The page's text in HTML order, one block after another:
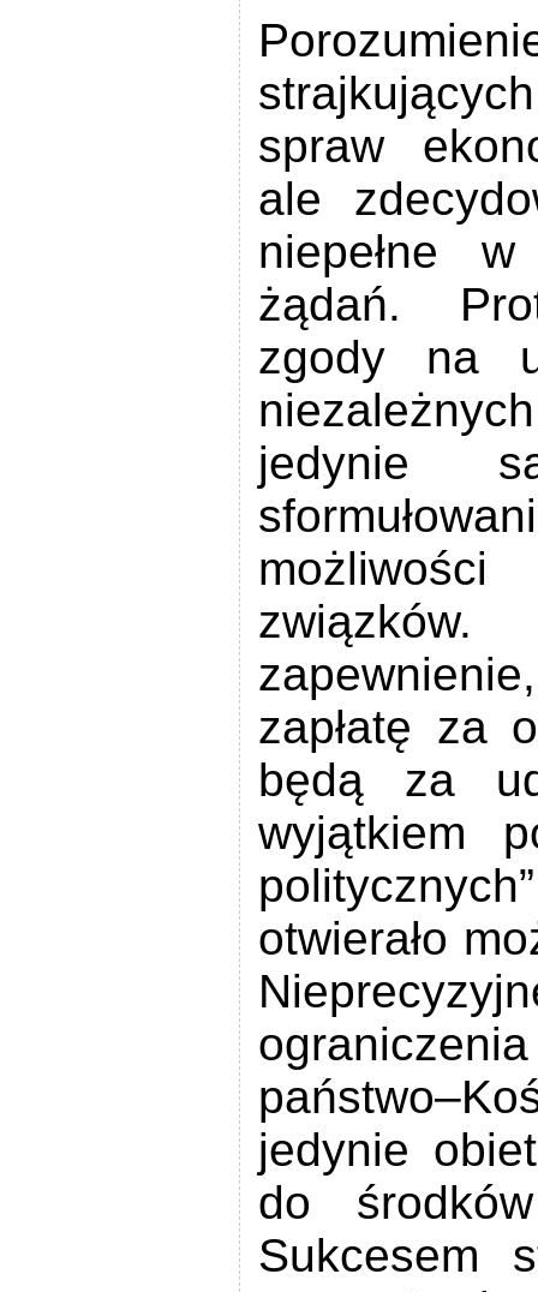
spraw
ale
niepełne
żądań.
zgody na
jedynie
związków.
zapłatę za
będą za
wyjątkiem
otwierało
jedynie
do
Sukcesem